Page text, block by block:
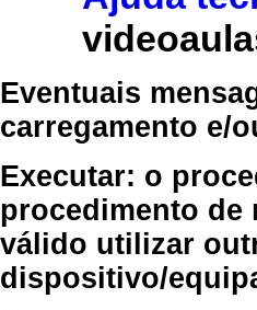
Eventuais
carregamento e/
Executar: o
procedimento de
válido utilizar
dispositivo/